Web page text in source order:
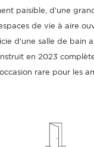
paisible, d'une
de vie à aire
d'une salle de bain
en 2023
rare pour les